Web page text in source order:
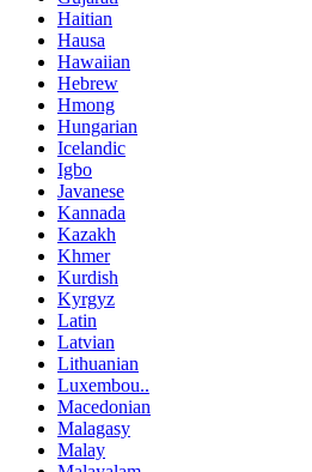
Haitian
Hausa
Hawaiian
Hebrew
Hmong
Hungarian
Icelandic
Igbo
Javanese
Kannada
Kazakh
Khmer
Kurdish
Kyrgyz
Latin
Latvian
Lithuanian
Luxembou..
Macedonian
Malagasy
Malay